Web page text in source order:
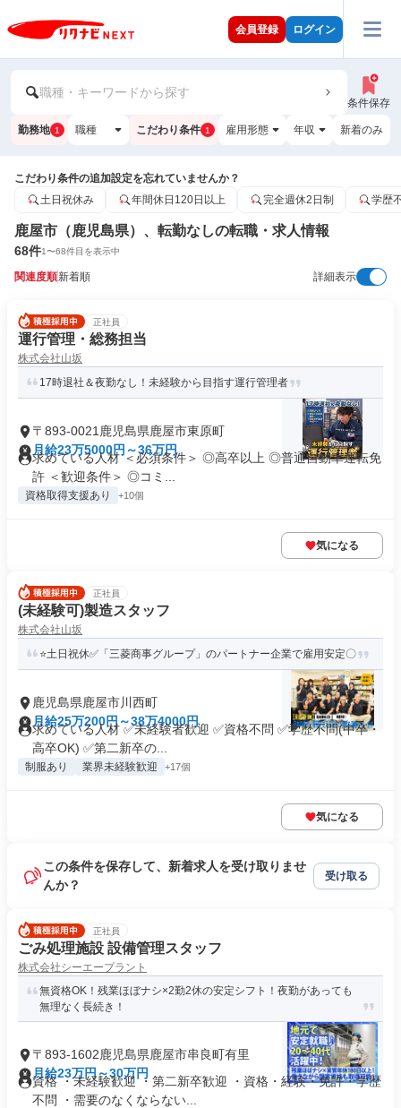
会員登録 ログイン
職種・キーワードから探す
条件保存
勤務地 1 職種 こだわり条件 1 雇用形態 年収 新着のみ
こだわり条件の追加設定を忘れていませんか？
土日祝休み
年間休日120日以上 完全週休2日制 学歴
鹿屋市（鹿児島県）、転勤なしの転職・求人情報
68件1〜68件目を表示中
関連度順新着順 詳細表示
正社員
運行管理・総務担当
株式会社山坂
17時退社＆夜勤なし！未経験から目指す運行管理者
〒893-0021鹿児島県鹿屋市東原町
月給23万5000円～36万円
求めている人材 ＜必須条件＞ ◎高卒以上 ◎普通自動車運転免
許 ＜歓迎条件＞ ◎コミ...
資格取得支援あり +10個
気になる
正社員
(未経験可)製造スタッフ
株式会社山坂
⭐土日祝休✅「三菱商事グループ」のパートナー企業で雇用安定〇
鹿児島県鹿屋市川西町
月給25万200円～38万4000円
求めている人材 ✅未経験者歓迎 ✅資格不問 ✅学歴不問(中卒・
高卒OK) ✅第二新卒の...
制服あり 業界未経験歓迎 +17個
気になる
この条件を保存して、新着求人を受け取りませ
んか？
受け取る
正社員
ごみ処理施設 設備管理スタッフ
株式会社シーエープラント
無資格OK！残業ほぼナシ×2勤2休の安定シフト！夜勤があっても
無理なく長続き！
〒893-1602鹿児島県鹿屋市串良町有里
月給23万円～30万円
資格 ・未経験歓迎 ・第二新卒歓迎 ・資格・経験・免許・学歴
不問 ・需要のなくならない...